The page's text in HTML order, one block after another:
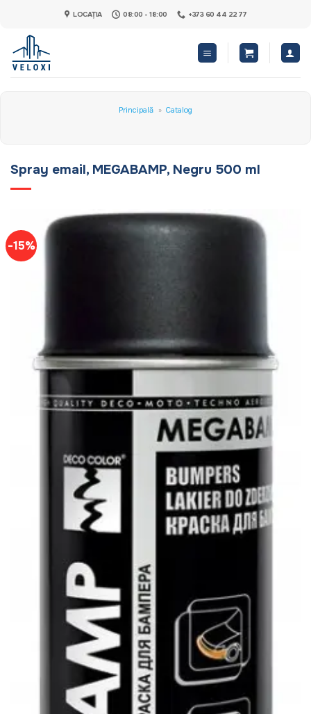
content
LOCAȚIA 08:00 - 18:00 +373 60 44 22 77
Principală » Catalog
Spray email, MEGABAMP, Negru 500 ml
-15%